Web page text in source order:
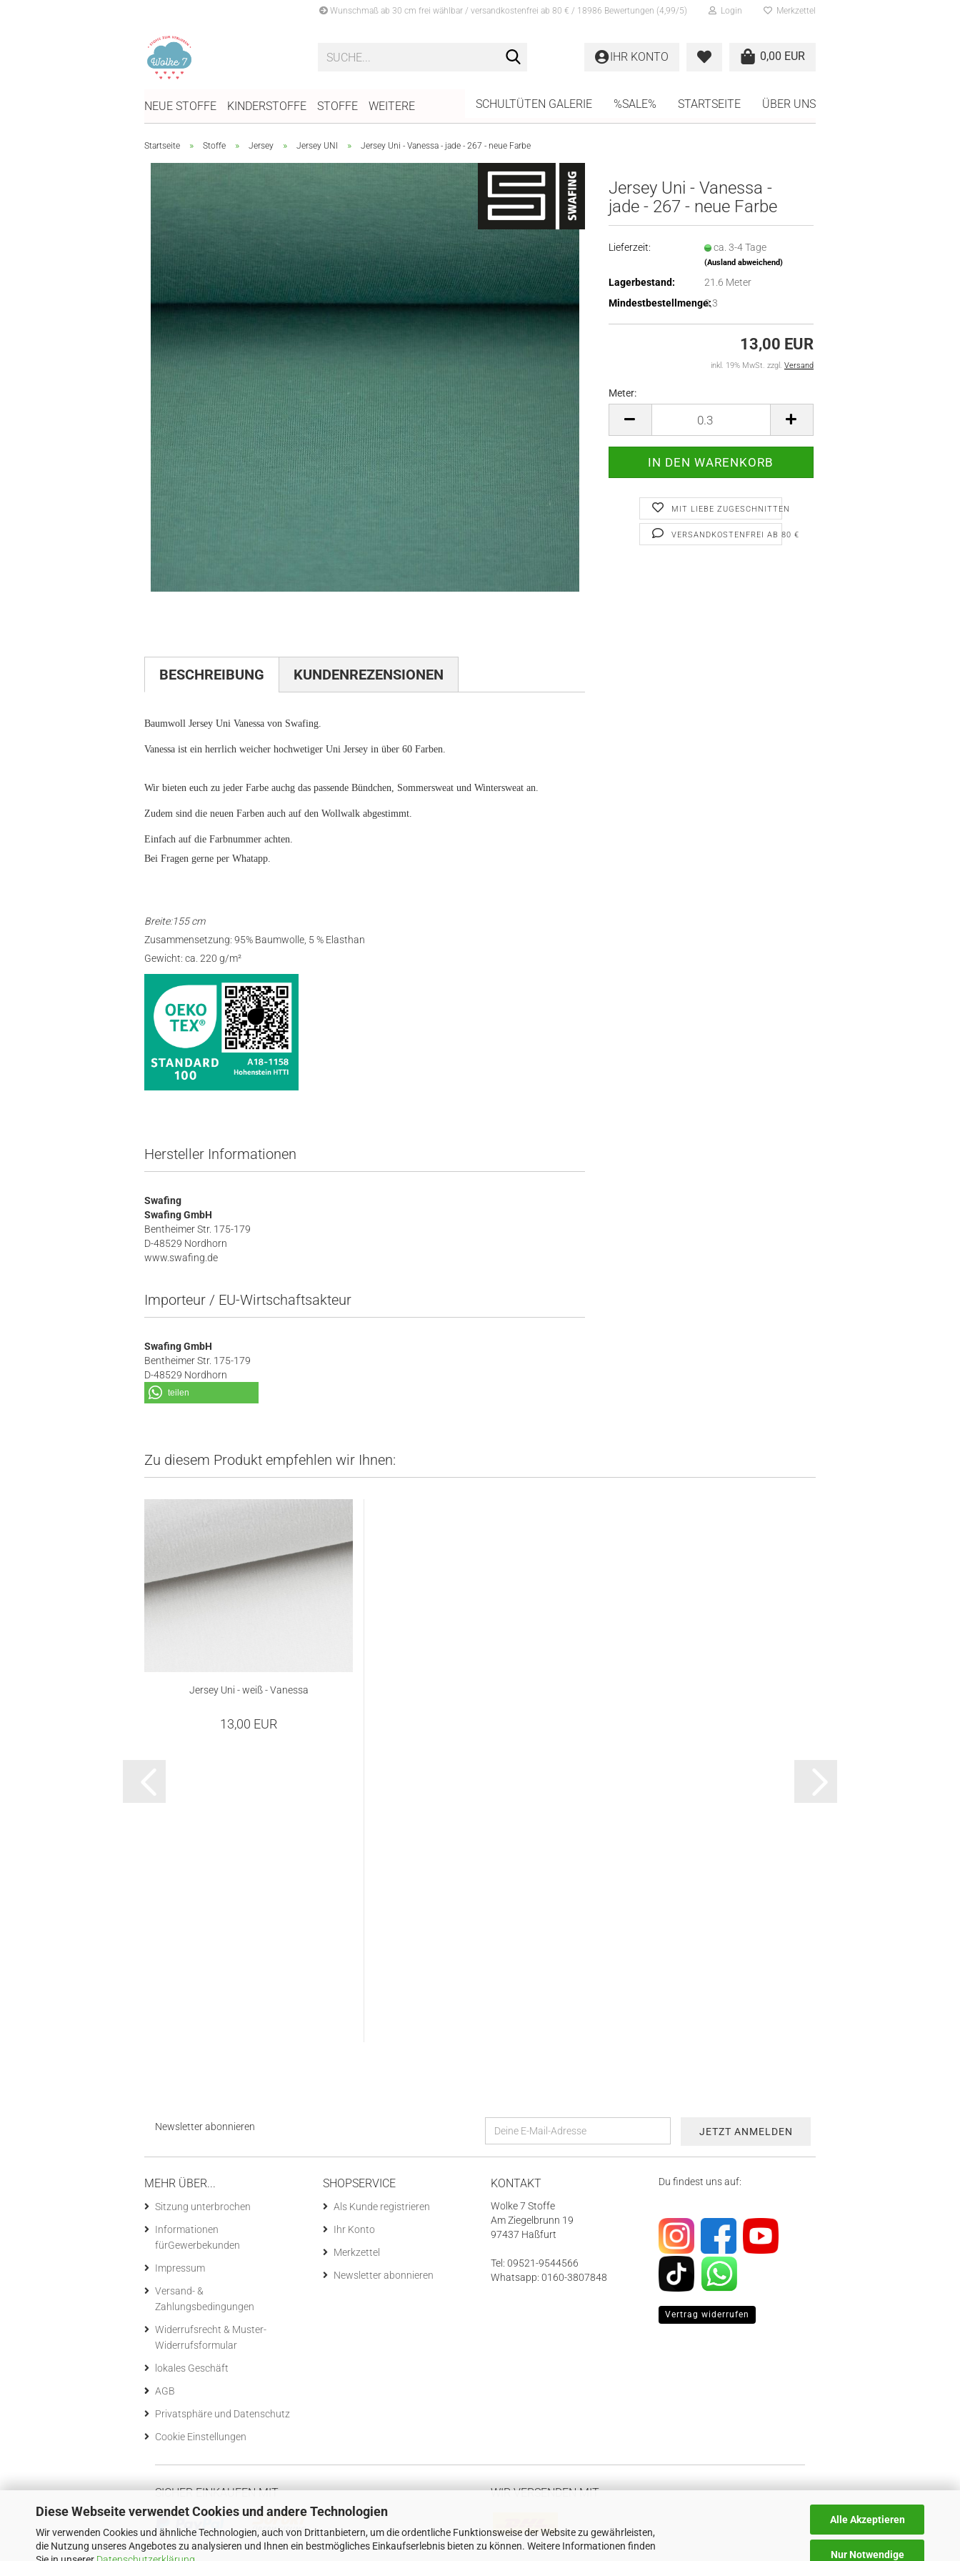
Diese Webseite verwendet Cookies und andere Technologien
Wir verwenden Cookies und ähnliche Technologien, auch von Drittanbietern, um die ordentliche Funktionsweise der Website zu gewährleisten,
die Nutzung unseres Angebotes zu analysieren und Ihnen ein bestmögliches Einkaufserlebnis bieten zu können. Weitere Informationen finden
Alle Akzeptieren
Nur Notwendige
Wunschmaß ab 30 cm frei wählbar / versandkostenfrei ab 80 € / 18986 Bewertungen (4,99/5) Login Merkzettel
0,00 EUR
IHR KONTO
NEUE STOFFE KINDERSTOFFE STOFFE SCHULTÜTEN GALERIE %SALE% STARTSEITE ÜBER UNS
WEITERE
Startseite » Stoffe » Jersey » Jersey UNI » Jersey Uni - Vanessa - jade - 267 - neue Farbe
Jersey Uni - Vanessa -
jade - 267 - neue Farbe
Lieferzeit: ca. 3-4 Tage
(Ausland abweichend)
Lagerbestand: 21.6 Meter
Mindestbestellmenge:0,3
13,00 EUR
inkl. 19% MwSt. zzgl. Versand
Meter:
Meter
MIT LIEBE ZUGESCHNITTEN
VERSANDKOSTENFREI AB 80 €
BESCHREIBUNG KUNDENREZENSIONEN
Baumwoll Jersey Uni Vanessa von Swafing.
Vanessa ist ein herrlich weicher hochwetiger Uni Jersey in über 60 Farben.
Wir bieten euch zu jeder Farbe auchg das passende Bündchen, Sommersweat und Wintersweat an.
Zudem sind die neuen Farben auch auf den Wollwalk abgestimmt.
Einfach auf die Farbnummer achten.
Bei Fragen gerne per Whatapp.
Breite:155 cm
Zusammensetzung: 95% Baumwolle, 5 % Elasthan
Gewicht: ca. 220 g/m²
Hersteller Informationen
Swafing
Swafing GmbH
Bentheimer Str. 175-179
D-48529 Nordhorn
www.swafing.de
Importeur / EU-Wirtschaftsakteur
Swafing GmbH
Bentheimer Str. 175-179
D-48529 Nordhorn
teilen
Zu diesem Produkt empfehlen wir Ihnen:
Jersey Uni - weiß - Vanessa
13,00 EUR
Newsletter abonnieren
MEHR ÜBER...
Sitzung unterbrochen
Informationen
fürGewerbekunden
Impressum
Versand- &
Zahlungsbedingungen
Widerrufsrecht & Muster-
Widerrufsformular
lokales Geschäft
AGB
Privatsphäre und Datenschutz
Cookie Einstellungen
SHOPSERVICE
Als Kunde registrieren
Ihr Konto
Merkzettel
Newsletter abonnieren
KONTAKT
Wolke 7 Stoffe
Am Ziegelbrunn 19
97437 Haßfurt
Tel: 09521-9544566
Whatsapp: 0160-3807848
Du findest uns auf:
Vertrag widerrufen
SICHER EINKAUFEN MIT WIR VERSENDEN MIT